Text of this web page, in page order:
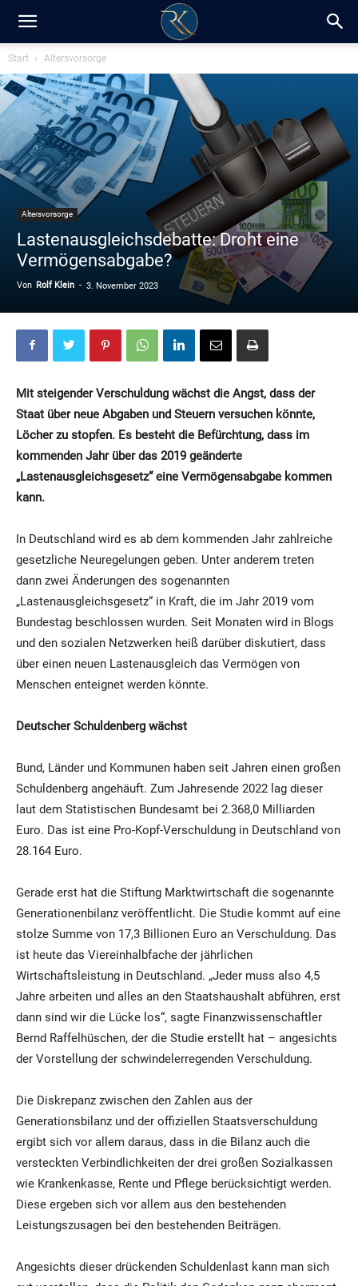
RK-
Insight
/
Blog
Start Altersvorsorge
Altersvorsorge
Lastenausgleichsdebatte: Droht eine
Vermögensabgabe?
Von Rolf Klein - 3. November 2023
Mit steigender Verschuldung wächst die Angst, dass der
Staat über neue Abgaben und Steuern versuchen könnte,
Löcher zu stopfen. Es besteht die Befürchtung, dass im
kommenden Jahr über das 2019 geänderte
„Lastenausgleichsgesetz“ eine Vermögensabgabe kommen
kann.
In Deutschland wird es ab dem kommenden Jahr zahlreiche
gesetzliche Neuregelungen geben. Unter anderem treten
dann zwei Änderungen des sogenannten
„Lastenausgleichsgesetz“ in Kraft, die im Jahr 2019 vom
Bundestag beschlossen wurden. Seit Monaten wird in Blogs
und den sozialen Netzwerken heiß darüber diskutiert, dass
über einen neuen Lastenausgleich das Vermögen von
Menschen enteignet werden könnte.
Deutscher Schuldenberg wächst
Bund, Länder und Kommunen haben seit Jahren einen großen
Schuldenberg angehäuft. Zum Jahresende 2022 lag dieser
laut dem Statistischen Bundesamt bei 2.368,0 Milliarden
Euro. Das ist eine Pro-Kopf-Verschuldung in Deutschland von
28.164 Euro.
Gerade erst hat die Stiftung Marktwirtschaft die sogenannte
Generationenbilanz veröffentlicht. Die Studie kommt auf eine
stolze Summe von 17,3 Billionen Euro an Verschuldung. Das
ist heute das Viereinhalbfache der jährlichen
Wirtschaftsleistung in Deutschland. „Jeder muss also 4,5
Jahre arbeiten und alles an den Staatshaushalt abführen, erst
dann sind wir die Lücke los“, sagte Finanzwissenschaftler
Bernd Raffelhüschen, der die Studie erstellt hat – angesichts
der Vorstellung der schwindelerregenden Verschuldung.
Die Diskrepanz zwischen den Zahlen aus der
Generationsbilanz und der offiziellen Staatsverschuldung
ergibt sich vor allem daraus, dass in die Bilanz auch die
versteckten Verbindlichkeiten der drei großen Sozialkassen
wie Krankenkasse, Rente und Pflege berücksichtigt werden.
Diese ergeben sich vor allem aus den bestehenden
Leistungszusagen bei den bestehenden Beiträgen.
Angesichts dieser drückenden Schuldenlast kann man sich